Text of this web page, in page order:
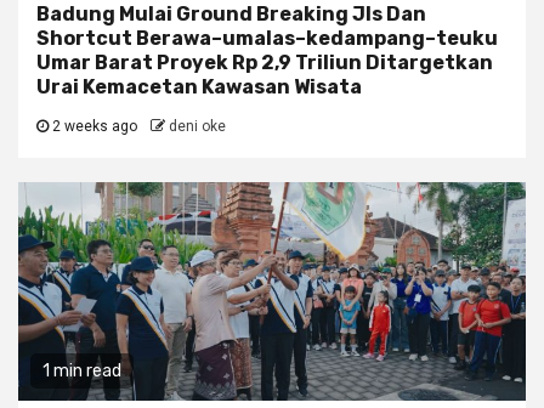
Badung Mulai Ground Breaking Jls Dan
Shortcut Berawa–umalas–kedampang–teuku
Umar Barat Proyek Rp 2,9 Triliun Ditargetkan
Urai Kemacetan Kawasan Wisata
2 weeks ago deni oke
1 min read